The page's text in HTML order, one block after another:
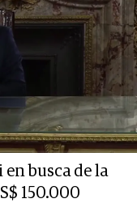
en busca de la
150.000